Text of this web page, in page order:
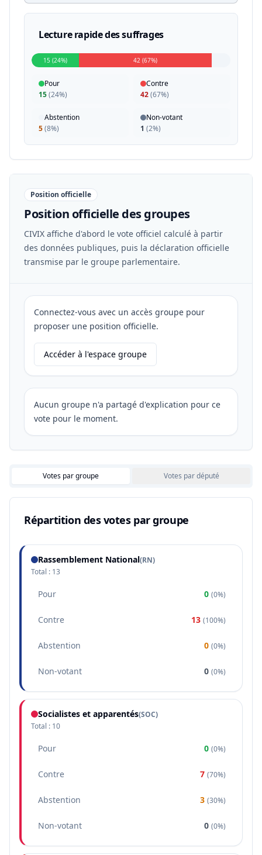
Lecture rapide des suffrages
15 (24%) 42 (67%)
Pour
15(24%)
Contre
42(67%)
Abstention
5(8%)
Non-votant
1 (2%)
Position officielle
Position officielle des groupes
CIVIX affiche d'abord le vote officiel calculé à partir
des données publiques, puis la déclaration officielle
transmise par le groupe parlementaire.
Connectez-vous avec un accès groupe pour
proposer une position officielle.
Accéder à l'espace groupe
Aucun groupe n'a partagé d'explication pour ce
vote pour le moment.
Votes par groupe Votes par député
Répartition des votes par groupe
Rassemblement National(RN)
Total : 13
Pour 0 (0%)
Contre 13 (100%)
Abstention 0 (0%)
Non-votant 0 (0%)
Socialistes et apparentés(SOC)
Total : 10
Pour 0 (0%)
Contre 7 (70%)
Abstention 3 (30%)
Non-votant 0 (0%)